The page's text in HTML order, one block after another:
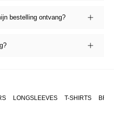
bestelling ontvang?
LONGSLEEVES T-SHIRTS